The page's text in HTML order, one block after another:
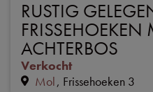
RUSTIG
FRISSEHOEKEN
ACHTERBOS
Verkocht
Mol Frissehoeken 3